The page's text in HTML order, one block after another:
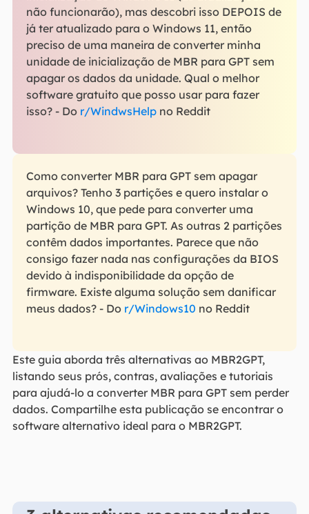
não funcionarão), mas descobri isso DEPOIS de
já ter atualizado para o Windows 11, então
preciso de uma maneira de converter minha
unidade de inicialização de MBR para GPT sem
apagar os dados da unidade. Qual o melhor
software gratuito que posso usar para fazer
isso? - Do r/WindwsHelpno Reddit
Como converter MBR para GPT sem apagar
arquivos? Tenho 3 partições e quero instalar o
Windows 10, que pede para converter uma
partição de MBR para GPT. As outras 2 partições
contêm dados importantes. Parece que não
consigo fazer nada nas configurações da BIOS
devido à indisponibilidade da opção de
firmware. Existe alguma solução sem danificar
meus dados? - Do r/Windows10 no Reddit
Este guia aborda três alternativas ao MBR2GPT,
listando seus prós, contras, avaliações e tutoriais
para ajudá-lo a converter MBR para GPT sem perder
dados. Compartilhe esta publicação se encontrar o
software alternativo ideal para o MBR2GPT.